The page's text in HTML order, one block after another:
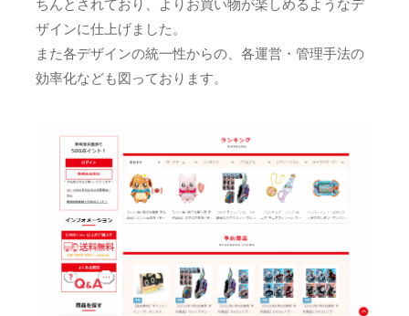
ちんとされており、よりお買い物が楽しめるようなデ
ザインに仕上げました。
また各デザインの統一性からの、各運営・管理手法の
効率化なども図っております。